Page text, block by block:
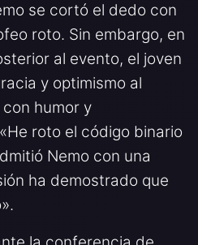
se cortó el dedo con
roto. Sin embargo, en
al evento, el joven
y optimismo al
humor y
roto el código binario
Nemo con una
ha demostrado que